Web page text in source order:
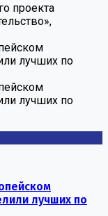
проекта
лучших по
лучших по
лучших по